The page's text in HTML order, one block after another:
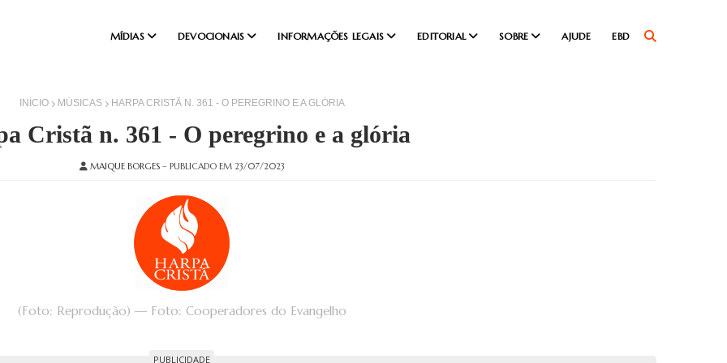
MÍDIAS DEVOCIONAIS INFORMAÇÕES LEGAIS EDITORIAL SOBRE AJUDE EBD
INÍCIO MÚSICAS HARPA CRISTÃ N. 361 - O PEREGRINO E A GLÓRIA
Cristã n. 361 - O peregrino e a glória
MAIQUE BORGES– PUBLICADO EM 23/07/2023
(Foto: Reprodução) — Foto: Cooperadores do Evangelho